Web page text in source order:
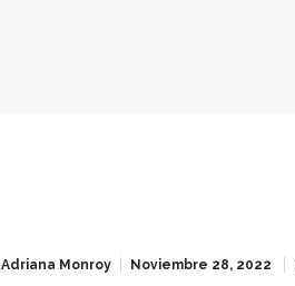
Adriana Monroy Noviembre 28, 2022